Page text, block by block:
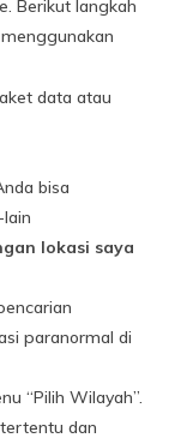
Berikut langkah
data atau
bisa
lokasi saya
paranormal di
“Pilih Wilayah”.
dan